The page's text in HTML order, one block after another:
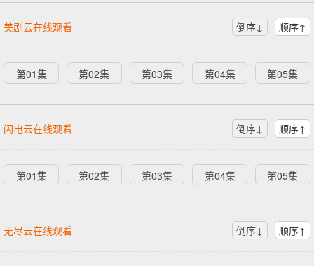
美剧云在线观看 倒序↓ 顺序↑
第01集 第02集 第03集 第04集 第05集
闪电云在线观看 倒序↓ 顺序↑
第01集 第02集 第03集 第04集 第05集
无尽云在线观看 倒序↓ 顺序↑